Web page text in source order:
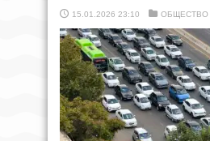
15.01.2026 23:10 ОБЩЕСТВО